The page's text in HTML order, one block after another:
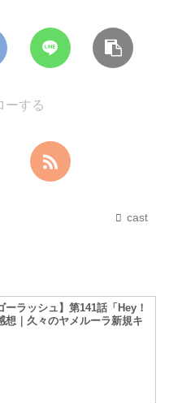
ーする
cast
ーラッシュ】第141話「Hey！
想｜久々のヤメルーラ新規キ